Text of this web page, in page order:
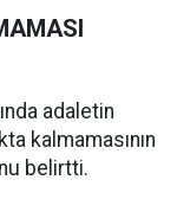
adaletin
kalmamasının
belirtti.